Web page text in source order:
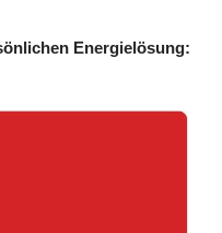
Energielösung: